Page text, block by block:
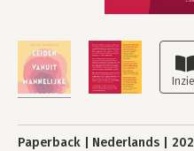
Paperback Nederlands